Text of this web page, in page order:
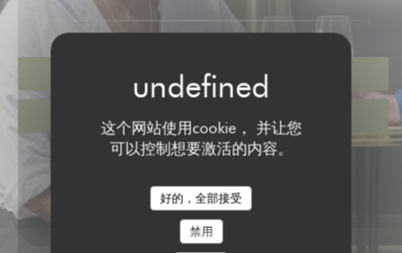
这个网站使用cookie， 并让您
可以控制想要激活的内容。
好的，全部接受
禁用
预订餐位